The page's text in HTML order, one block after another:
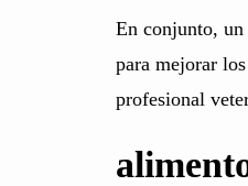
En conjunto,
para mejorar
profesional